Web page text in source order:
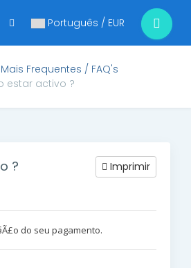
Português / EUR
Frequentes / FAQ's
estar activo ?
? Imprimir
do seu pagamento.